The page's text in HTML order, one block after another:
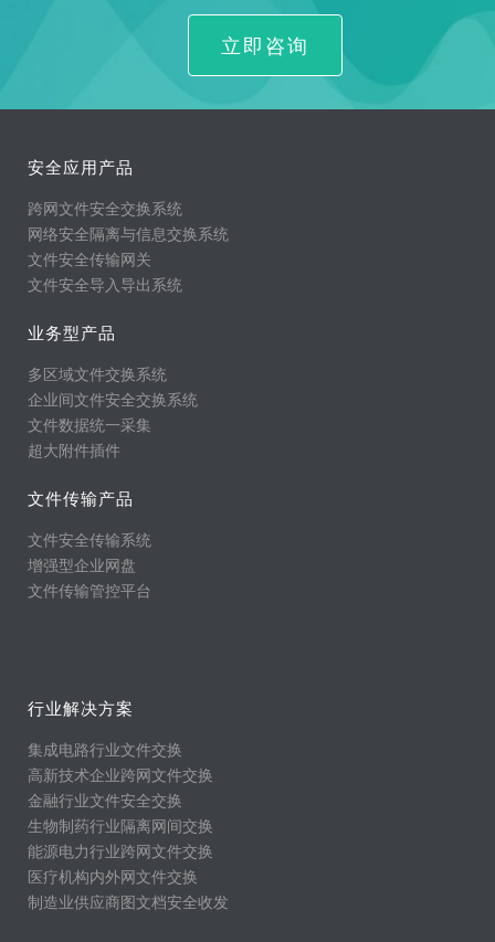
立即咨询
安全应用产品
跨网文件安全交换系统
网络安全隔离与信息交换系统
文件安全传输网关
文件安全导入导出系统
业务型产品
多区域文件交换系统
企业间文件安全交换系统
文件数据统一采集
超大附件插件
文件传输产品
文件安全传输系统
增强型企业网盘
文件传输管控平台
行业解决方案
集成电路行业文件交换
高新技术企业跨网文件交换
金融行业文件安全交换
生物制药行业隔离网间交换
能源电力行业跨网文件交换
医疗机构内外网文件交换
制造业供应商图文档安全收发